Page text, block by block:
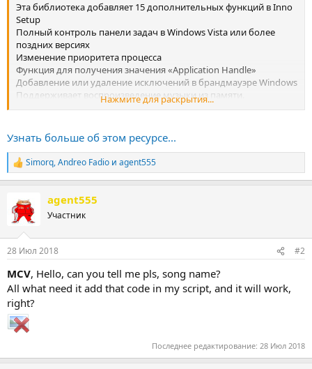
Эта библиотека добавляет 15 дополнительных функций в Inno
Setup
Полный контроль панели задач в Windows Vista или более
поздних версиях
Изменение приоритета процесса
Функция для получения значения «Application Handle»
Добавление или удаление исключений в брандмауэре Windows
Поддерживает воспроизведение музыки из памяти.
При необходимости, эта библиотека будет изменена, если вы
желаете одну или несколько дополнительных функций для
этой...
Нажмите для раскрытия...
Узнать больше об этом ресурсе...
Р
е
ц
и
Simorq,Andreo Fadio и agent555
agent555
Участник
28 Июл 2018 #2
MCV, Hello, can you tell me pls, song name?
All what need it add that code in my script, and it will work,
right?
Последнее редактирование: 28 Июл 2018